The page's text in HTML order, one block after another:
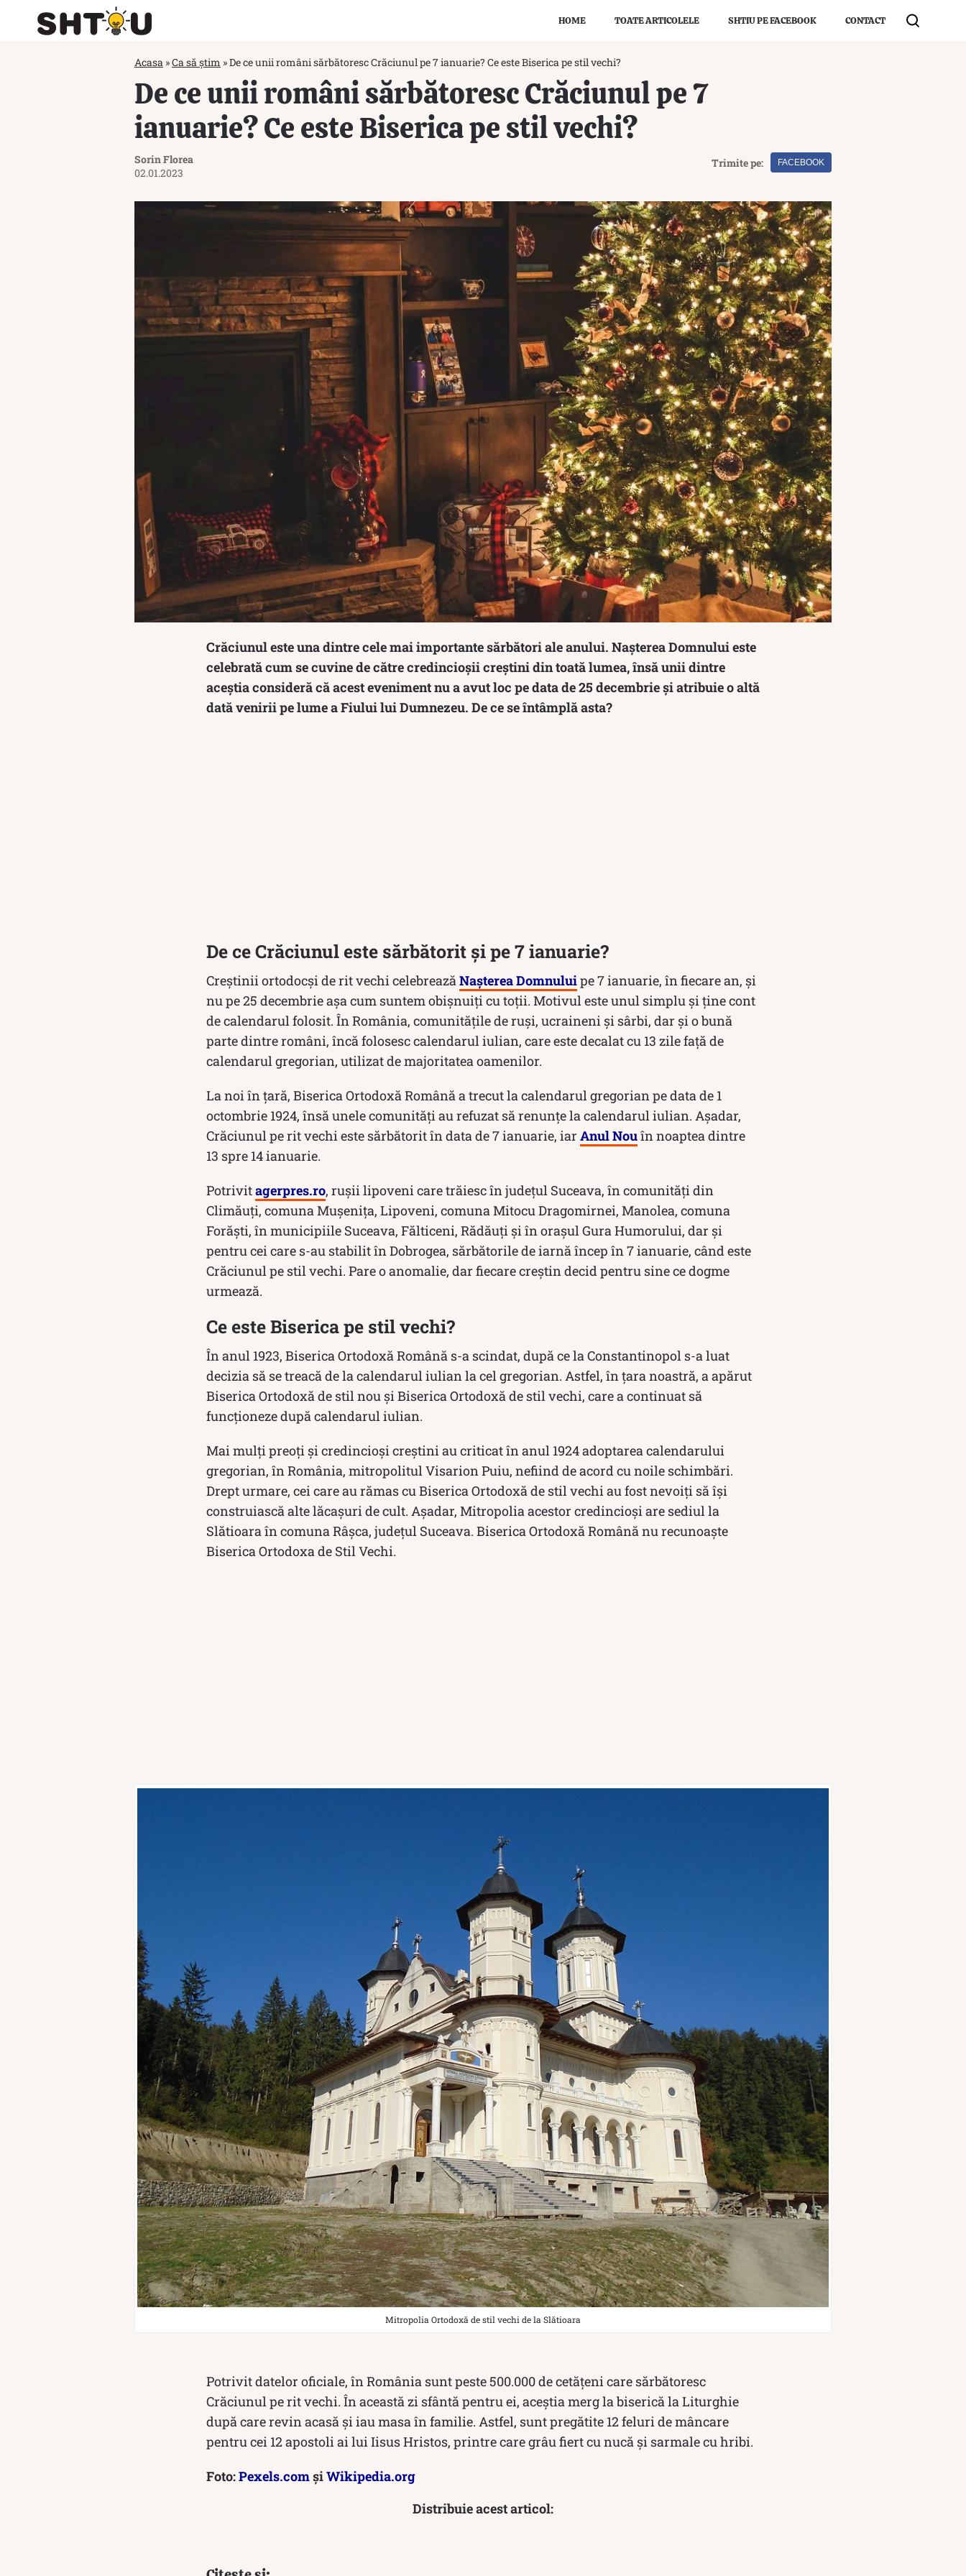
HOME TOATE ARTICOLELE SHTIU PE FACEBOOK CONTACT
Acasa »Ca să știm »De ce unii români sărbătoresc Crăciunul pe 7 ianuarie? Ce este Biserica pe stil vechi?
De ce unii români sărbătoresc Crăciunul pe 7
ianuarie? Ce este Biserica pe stil vechi?
Sorin Florea
02.01.2023
Trimite pe: FACEBOOK
Crăciunul este una dintre cele mai importante sărbători ale anului. Nașterea Domnului este
celebrată cum se cuvine de către credincioșii creștini din toată lumea, însă unii dintre
aceștia consideră că acest eveniment nu a avut loc pe data de 25 decembrie și atribuie o altă
dată venirii pe lume a Fiului lui Dumnezeu. De ce se întâmplă asta?
De ce Crăciunul este sărbătorit și pe 7 ianuarie?
Creștinii ortodocși de rit vechi celebreazăNașterea Domnuluipe 7 ianuarie, în fiecare an, și
nu pe 25 decembrie așa cum suntem obișnuiți cu toții. Motivul este unul simplu și ține cont
de calendarul folosit. În România, comunitățile de ruși, ucraineni și sârbi, dar și o bună
parte dintre români, încă folosesc calendarul iulian, care este decalat cu 13 zile față de
calendarul gregorian, utilizat de majoritatea oamenilor.
La noi în țară, Biserica Ortodoxă Română a trecut la calendarul gregorian pe data de 1
octombrie 1924, însă unele comunități au refuzat să renunțe la calendarul iulian. Așadar,
Crăciunul pe rit vechi este sărbătorit în data de 7 ianuarie, iar Anul Nouîn noaptea dintre
13 spre 14 ianuarie.
Potrivitagerpres.ro, ruşii lipoveni care trăiesc în judeţul Suceava, în comunităţi din
Climăuţi, comuna Muşeniţa, Lipoveni, comuna Mitocu Dragomirnei, Manolea, comuna
Forăşti, în municipiile Suceava, Fălticeni, Rădăuţi şi în oraşul Gura Humorului, dar şi
pentru cei care s-au stabilit în Dobrogea, sărbătorile de iarnă încep în 7 ianuarie, când este
Crăciunul pe stil vechi. Pare o anomalie, dar fiecare creștin decid pentru sine ce dogme
urmează.
Ce este Biserica pe stil vechi?
În anul 1923, Biserica Ortodoxă Română s-a scindat, după ce la Constantinopol s-a luat
decizia să se treacă de la calendarul iulian la cel gregorian. Astfel, în țara noastră, a apărut
Biserica Ortodoxă de stil nou și Biserica Ortodoxă de stil vechi, care a continuat să
funcționeze după calendarul iulian.
Mai mulți preoți și credincioși creștini au criticat în anul 1924 adoptarea calendarului
gregorian, în România, mitropolitul Visarion Puiu, nefiind de acord cu noile schimbări.
Drept urmare, cei care au rămas cu Biserica Ortodoxă de stil vechi au fost nevoiți să își
construiască alte lăcașuri de cult. Așadar, Mitropolia acestor credincioși are sediul la
Slătioara în comuna Râșca, județul Suceava. Biserica Ortodoxă Română nu recunoaște
Biserica Ortodoxa de Stil Vechi.
Mitropolia Ortodoxă de stil vechi de la Slătioara
Potrivit datelor oficiale, în România sunt peste 500.000 de cetățeni care sărbătoresc
Crăciunul pe rit vechi. În această zi sfântă pentru ei, aceștia merg la biserică la Liturghie
după care revin acasă și iau masa în familie. Astfel, sunt pregătite 12 feluri de mâncare
pentru cei 12 apostoli ai lui Iisus Hristos, printre care grâu fiert cu nucă și sarmale cu hribi.
Foto:Pexels.comșiWikipedia.org
Distribuie acest articol: